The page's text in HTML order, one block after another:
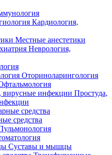
Кардиология,
Местные анестетики
Неврология,
Оториноларингология
Простуда,
средства
Суставы и мышцы